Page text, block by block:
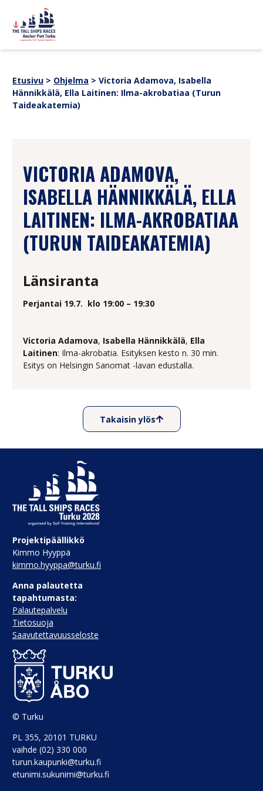
Yhteistyökumppanit
Verkkokauppa
TAPAHTUMATIETOA
Etusivu > Ohjelma > Victoria Adamova, Isabella
Hännikkälä, Ella Laitinen: Ilma-akrobatiaa (Turun
Taideakatemia)
VICTORIA ADAMOVA,
ISABELLA HÄNNIKKÄLÄ, ELLA
LAITINEN: ILMA-AKROBATIAA
(TURUN TAIDEAKATEMIA)
Länsiranta
Perjantai 19.7. klo 19:00 – 19:30
Victoria Adamova, Isabella Hännikkälä, Ella
Laitinen: Ilma-akrobatia. Esityksen kesto n. 30 min.
Esitys on Helsingin Sanomat -lavan edustalla.
Takaisin ylös
Projektipäällikkö
Kimmo Hyyppä
kimmo.hyyppa@turku.fi
Anna palautetta
tapahtumasta:
Palautepalvelu
Tietosuoja
Saavutettavuusseloste
© Turku
PL 355, 20101 TURKU
vaihde (02) 330 000
turun.kaupunki@turku.fi
etunimi.sukunimi@turku.fi